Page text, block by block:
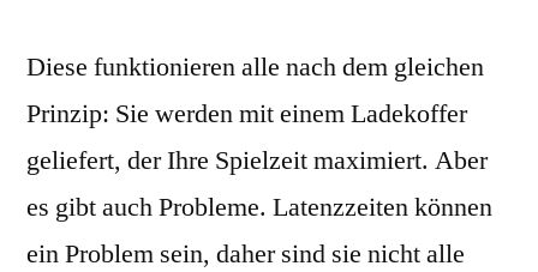
Diese funktionieren alle nach dem gleichen
Prinzip: Sie werden mit einem Ladekoffer
geliefert, der Ihre Spielzeit maximiert. Aber
es gibt auch Probleme. Latenzzeiten können
ein Problem sein, daher sind sie nicht alle